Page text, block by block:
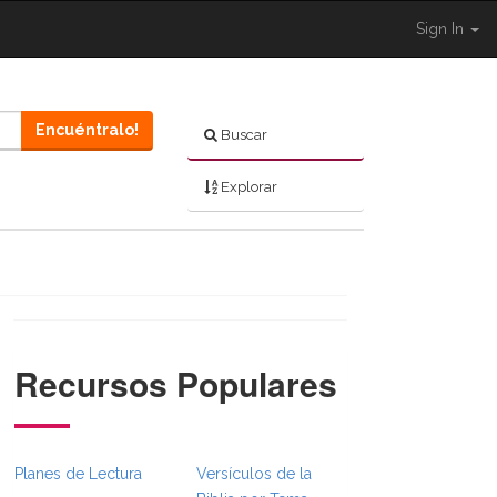
Sign In
Buscar
Explorar
Encuéntralo!
}} }} }}
Recursos Populares
Planes de Lectura
Versículos de la